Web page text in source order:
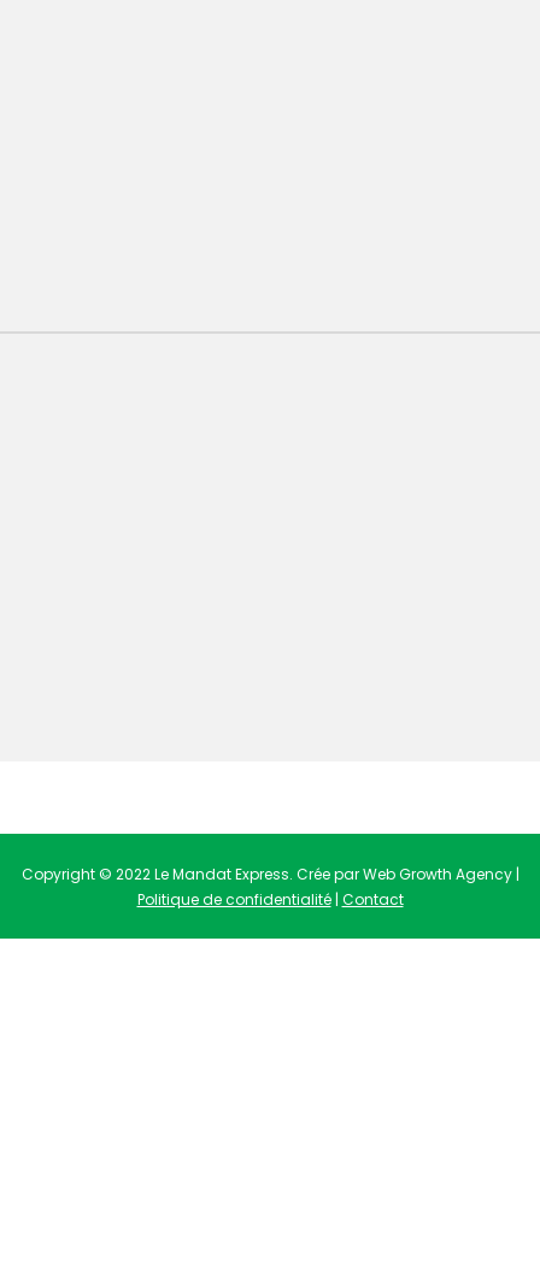
Copyright © 2022 Le Mandat Express. Crée par Web Growth Agency |
Politique de confidentialité| Contact